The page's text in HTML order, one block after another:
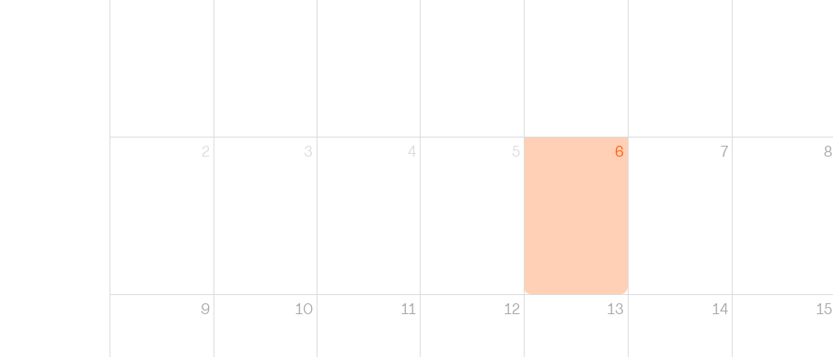
2 3 4 5 6 7 8
9 10 11 12 13 14 15